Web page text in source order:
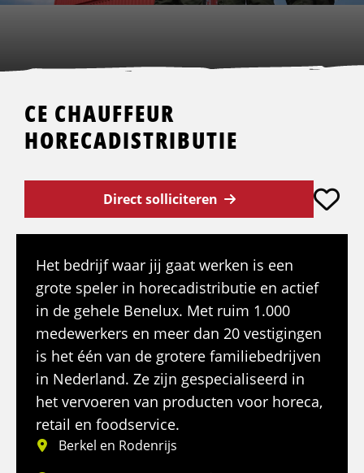
CE CHAUFFEUR
HORECADISTRIBUTIE
Direct solliciteren
Het bedrijf waar jij gaat werken is een
grote speler in horecadistributie en actief
in de gehele Benelux. Met ruim 1.000
medewerkers en meer dan 20 vestigingen
is het één van de grotere familiebedrijven
in Nederland. Ze zijn gespecialiseerd in
het vervoeren van producten voor horeca,
retail en foodservice.
Berkel en Rodenrijs